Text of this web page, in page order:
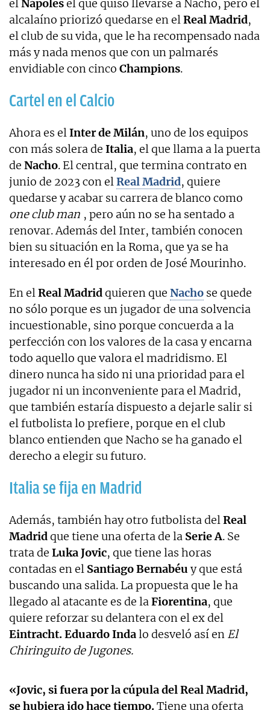
elNápolesel que quiso llevarse a Nacho, pero el
alcalaíno priorizó quedarse en elReal Madrid,
el club de su vida, que le ha recompensado nada
más y nada menos que con un palmarés
envidiable con cinco Champions.
Cartel en el Calcio
Ahora es elInter de Milán, uno de los equipos
con más solera de Italia, el que llama a la puerta
de Nacho. El central, que termina contrato en
junio de 2023 con elReal Madrid, quiere
quedarse y acabar su carrera de blanco como
one club man , pero aún no se ha sentado a
renovar. Además del Inter, también conocen
bien su situación en la Roma, que ya se ha
interesado en él por orden de José Mourinho.
En elReal Madridquieren que Nacho se quede
no sólo porque es un jugador de una solvencia
incuestionable, sino porque concuerda a la
perfección con los valores de la casa y encarna
todo aquello que valora el madridismo. El
dinero nunca ha sido ni una prioridad para el
jugador ni un inconveniente para el Madrid,
que también estaría dispuesto a dejarle salir si
el futbolista lo prefiere, porque en el club
blanco entienden que Nacho se ha ganado el
derecho a elegir su futuro.
Italia se fija en Madrid
Además, también hay otro futbolista delReal
Madridque tiene una oferta de la Serie A. Se
trata de Luka Jovic, que tiene las horas
contadas en el Santiago Bernabéu y que está
buscando una salida. La propuesta que le ha
llegado al atacante es de laFiorentina, que
quiere reforzar su delantera con el ex del
Eintracht. Eduardo Indalo desveló así en El
Chiringuito de Jugones.
«Jovic, si fuera por la cúpula del Real Madrid,
se hubiera ido hace tiempo.Tiene una oferta